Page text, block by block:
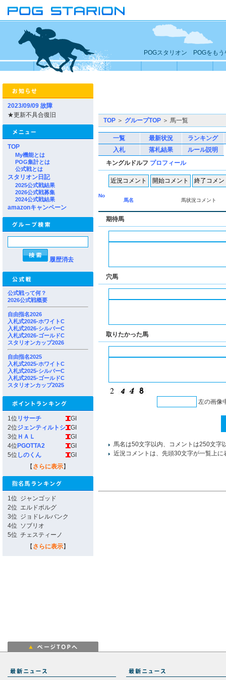
POGスタリオン POGをもう
2023/09/09 故障
★更新不具合復旧
TOP
My機能とは
POG集計とは
公式戦とは
スタリオン日記
2025公式戦結果
2026公式戦募集
2024公式戦結果
amazonキャンペーン
履歴消去
公式戦って何？
2026公式戦概要
自由指名2026
入札式2026-ホワイトC
入札式2026-シルバーC
入札式2026-ゴールドC
スタリオンカップ2026
自由指名2025
入札式2025-ホワイトC
入札式2025-シルバーC
入札式2025-ゴールドC
スタリオンカップ2025
1位 リサーチ
GI
2位ジェンティルトシ
GI
3位 ＨＡＬ
GI
4位 PGOTTA2
GI
5位 しのくん
GI
【 さらに表示】
1位 ジャンゴッド
2位 エルドボルグ
3位 ジョドレルバンク
4位 ソブリオ
5位 チェスティーノ
【 さらに表示】
TOP ＞ グループTOP ＞ 馬一覧
一覧 最新状況
ランキング
入札
落札結果
ルール説明
キングルドルフ プロフィール
No
馬名
馬状況コメント
期待馬
穴馬
取りたかった馬
左の画像
馬名は50文字以内、コメントは250文字
近況コメントは、先頭30文字が一覧上に